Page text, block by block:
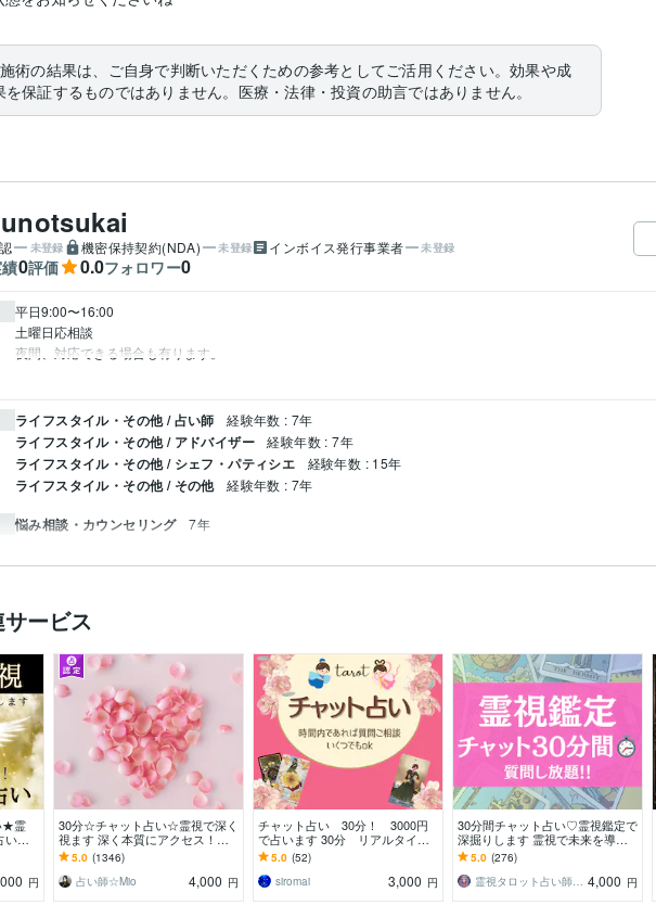
術の結果は、ご自身で判断いただくための参考としてご活用ください。効果や成
保証するものではありません。医療・法律・投資の助言ではありません。
未登録 機密保持契約(NDA) 未登録 インボイス発行事業者 未登録
0評価 0.0フォロワー0
平日9:00〜16:00
土曜日応相談
夜間、対応できる場合も有ります。
ライフスタイル・その他 / 占い師 経験年数 : 7年
ライフスタイル・その他 / アドバイザー 経験年数 : 7年
ライフスタイル・その他 / シェフ・パティシエ 経験年数 : 15年
ライフスタイル・その他 / その他 経験年数 : 7年
悩み相談・カウンセリング 7年
ービス
★霊
し
全て
円
30分☆チャット占い☆霊視で深く
視ます 深く本質にアクセス！上
げなし幸せになるためのお手伝い
をします
5.0 (1346)
占い師☆Mio
4,000 円
チャット占い 30分！ 3000円
で占います 30分 リアルタイム
でお答えします なんでもお話し
ください
5.0 (52)
siromai
3,000 円
30分間チャット占い♡霊視鑑定で
深掘りします 霊視で未来を導き
ます。これからの真実、知りたく
ありませんか？
5.0 (276)
霊視タロット占い師＊lumina 4,000 円